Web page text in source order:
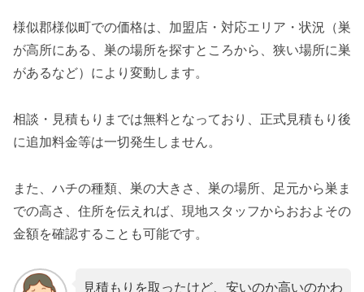
様似郡様似町での価格は、加盟店・対応エリア・状況（巣
が高所にある、巣の場所を探すところから、狭い場所に巣
があるなど）により変動します。
相談・見積もりまでは無料となっており、正式見積もり後
に追加料金等は一切発生しません。
また、ハチの種類、巣の大きさ、巣の場所、足元から巣ま
での高さ、住所を伝えれば、現地スタッフからおおよその
金額を確認することも可能です。
見積もりを取ったけど、安いのか高いのかわ